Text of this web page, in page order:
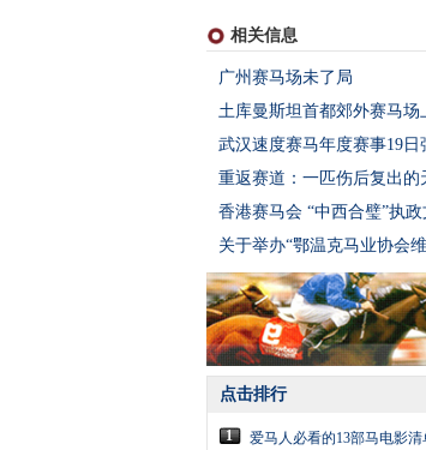
相关信息
广州赛马场未了局
土库曼斯坦首都郊外赛马场
武汉速度赛马年度赛事19日
重返赛道：一匹伤后复出的
香港赛马会 “中西合璧”执
关于举办“鄂温克马业协会
点击排行
1
爱马人必看的13部马电影清